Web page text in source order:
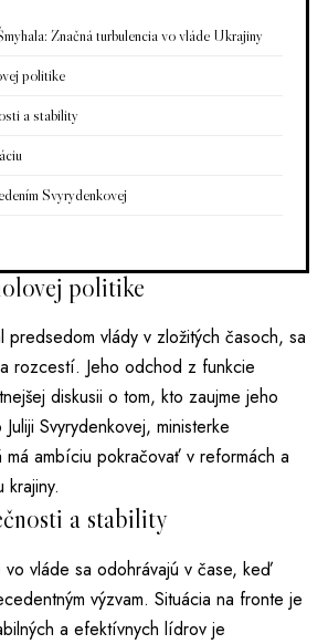
Značná turbulencia vo vláde Ukrajiny
politike
a stability
Svyrydenkovej
politike
predsedom vlády v zložitých časoch, sa
rozcestí. Jeho odchod z funkcie
diskusii o tom, kto zaujme jeho
Svyrydenkovej, ministerke
ambíciu pokračovať v reformách a
a stability
vláde sa odohrávajú v čase, keď
výzvam. Situácia na fronte je
a efektívnych lídrov je